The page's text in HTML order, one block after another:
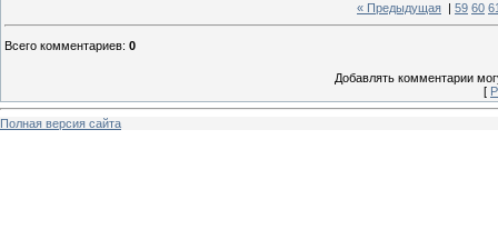
« Предыдущая 59 60
Всего комментариев: 0
Добавлять комментарии
[
Полная версия сайта